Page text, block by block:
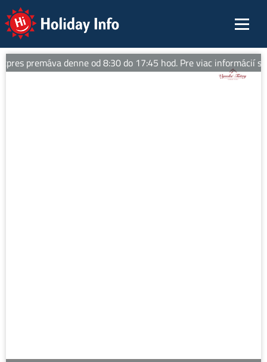
Holiday Info
premáva denne od 8:30 do 17:45 hod. Pre viac informácií